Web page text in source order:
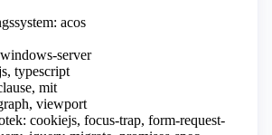
acos
server
typescript
mit
viewport
cookiejs, focus-trap, form-request-